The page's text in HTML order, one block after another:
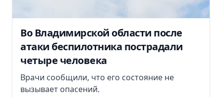
Во Владимирской области после
атаки беспилотника пострадали
четыре человека
Врачи сообщили, что его состояние не
вызывает опасений.